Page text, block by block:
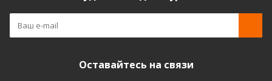
Оставайтесь на связи